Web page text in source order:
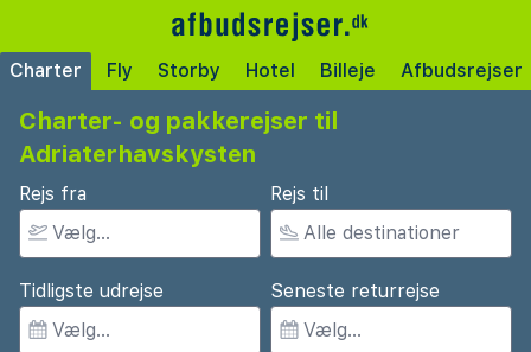
Charter Fly Storby Hotel Billeje Afbudsrejser
Charter- og pakkerejser til
Adriaterhavskysten
Rejs fra Rejs til
Tidligste udrejse Seneste returrejse